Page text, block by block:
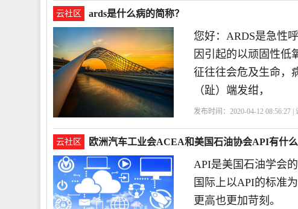
云社区 ards是什么病的简称？
您好：ARDS是急性
因引起的以顽固性低
征往往会危及生命，
（趾）端发绀，
发布时间：2020-04-12 08:56:27 |
云社区 欧洲汽车工业会ACEA和美国石油协会API有什么
API是美国石油学会
国际上以API的标准
更高也更加苛刻。